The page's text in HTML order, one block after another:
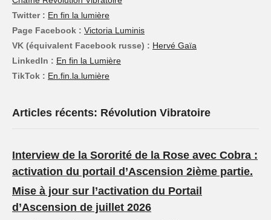
Twitter : En fin la lumière
Page Facebook : Victoria Luminis
VK (équivalent Facebook russe) : Hervé Gaïa
LinkedIn : En fin la Lumière
TikTok : En.fin.la.lumière
Articles récents: Révolution Vibratoire
Interview de la Sororité de la Rose avec Cobra :
activation du portail d’Ascension 2ième partie.
Mise à jour sur l’activation du Portail
d’Ascension de juillet 2026